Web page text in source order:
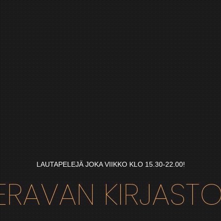
LAUTAPELEJÄ JOKA VIIKKO KLO 15.30-22.00!